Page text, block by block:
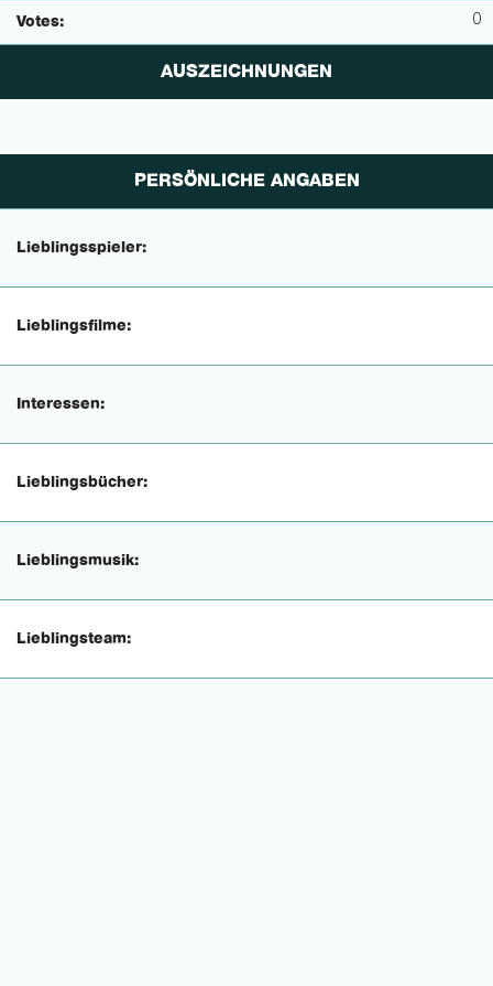
Votes: 0
AUSZEICHNUNGEN
PERSÖNLICHE ANGABEN
Lieblingsspieler:
Lieblingsfilme:
Interessen:
Lieblingsbücher:
Lieblingsmusik:
Lieblingsteam: